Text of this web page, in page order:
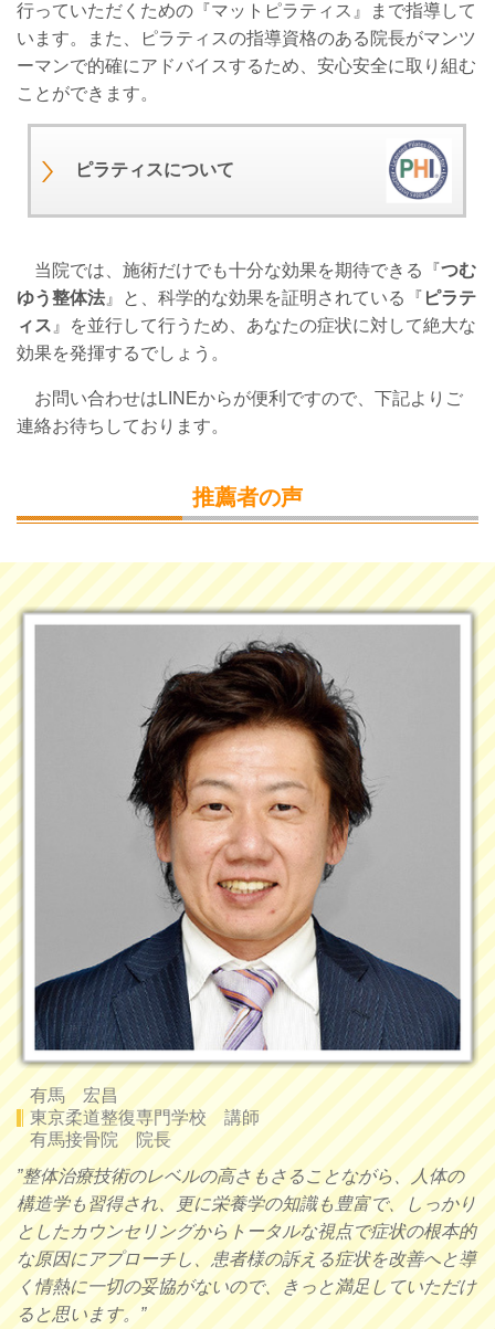
行っていただくための『マットピラティス』まで指導して
います。また、ピラティスの指導資格のある院長がマンツ
ーマンで的確にアドバイスするため、安心安全に取り組む
ことができます。
ピラティスについて
当院では、施術だけでも十分な効果を期待できる『つむ
ゆう整体法 』と、科学的な効果を証明されている『 ピラテ
ィス 』を並行して行うため、あなたの症状に対して絶大な
効果を発揮するでしょう。
お問い合わせはLINEからが便利ですので、下記よりご
連絡お待ちしております。
推薦者の声
有馬 宏昌
東京柔道整復専門学校 講師
有馬接骨院 院長
”整体治療技術のレベルの高さもさることながら、人体の
構造学も習得され、更に栄養学の知識も豊富で、しっかり
としたカウンセリングからトータルな視点で症状の根本的
な原因にアプローチし、患者様の訴える症状を改善へと導
く情熱に一切の妥協がないので、きっと満足していただけ
ると思います。”